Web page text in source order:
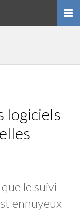
le suivi
ennuyeux